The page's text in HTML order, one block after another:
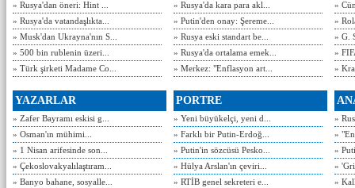
» Rusya'dan öneri: Hint ...
» Rusya'da vatandaşlıkta...
» Musk'dan Ukrayna'nın S...
» 500 bin rublenin üzeri...
» Türk şirketi Madame Co...
» Rusya'da kara para akl...
» Putin'den onay: Şereme...
» Rusya eski standart be...
» Rusya'da ortalama emek...
» Merkez: "Enflasyon art...
»
»
» G.
»
»
YAZARLAR
» Zafer Bayramı eskisi g...
» Osman'ın mühimi...
» 1 Nisan arifesinde son...
» Çekoslovakyalılaştıram...
» Banyo bahane, sosyalle...
PORTRE
» Yeni büyükelçi, yeni d...
» Farklı bir Putin-Erdoğ...
» Putin'in sözcüsü Pesko...
» Hülya Arslan'ın çeviri...
» RTİB genel sekreteri e...
»
»
»
»
»